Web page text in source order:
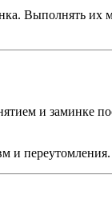
Выполнять их
и заминке
и переутомления.